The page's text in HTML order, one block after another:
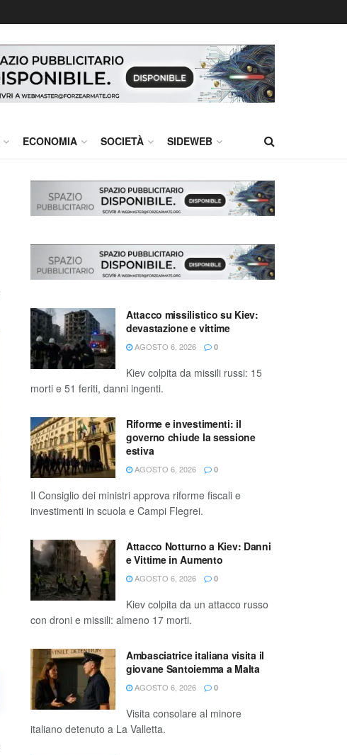
ECONOMIA SOCIETÀ SIDEWEB
Attacco missilistico su Kiev:
devastazione e vittime
AGOSTO 6, 2026 0
Kiev colpita da missili russi: 15
morti e 51 feriti, danni ingenti.
Riforme e investimenti: il
governo chiude la sessione
estiva
AGOSTO 6, 2026 0
Il Consiglio dei ministri approva riforme fiscali e
investimenti in scuola e Campi Flegrei.
Attacco Notturno a Kiev: Danni
e Vittime in Aumento
AGOSTO 6, 2026 0
Kiev colpita da un attacco russo
con droni e missili: almeno 17 morti.
Ambasciatrice italiana visita il
giovane Santoiemma a Malta
AGOSTO 6, 2026 0
Visita consolare al minore
italiano detenuto a La Valletta.